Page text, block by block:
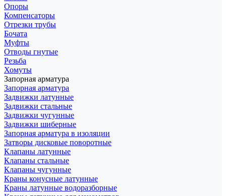
Опоры
Компенсаторы
Отрезки трубы
Бочата
Муфты
Отводы гнутые
Резьба
Хомуты
Запорная арматура
Запорная арматура
Задвижки латунные
Задвижки стальные
Задвижки чугунные
Задвижки шиберные
Запорная арматура в изоляции
Затворы дисковые поворотные
Клапаны латунные
Клапаны стальные
Клапаны чугунные
Краны конусные латунные
Краны латунные водоразборные